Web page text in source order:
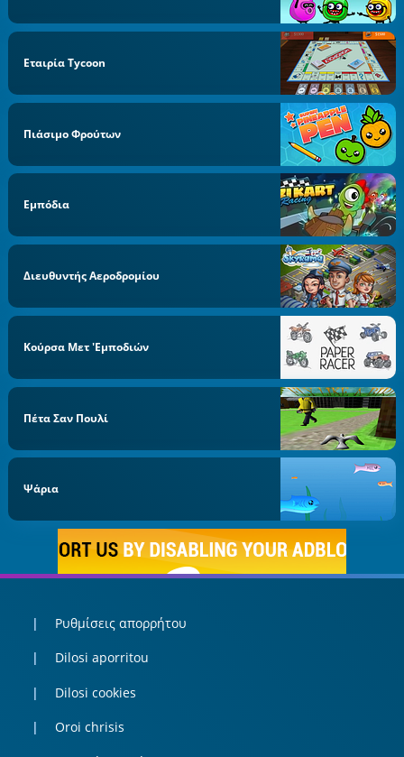
Εταιρία Tycoon
Πιάσιμο Φρούτων
Εμπόδια
Διευθυντής Αεροδρομίου
Κούρσα Μετ 'εμποδιών
Πέτα Σαν Πουλί
Ψάρια
Ρυθμίσεις απορρήτου
Dilosi aporritou
Dilosi cookies
Oroi chrisis